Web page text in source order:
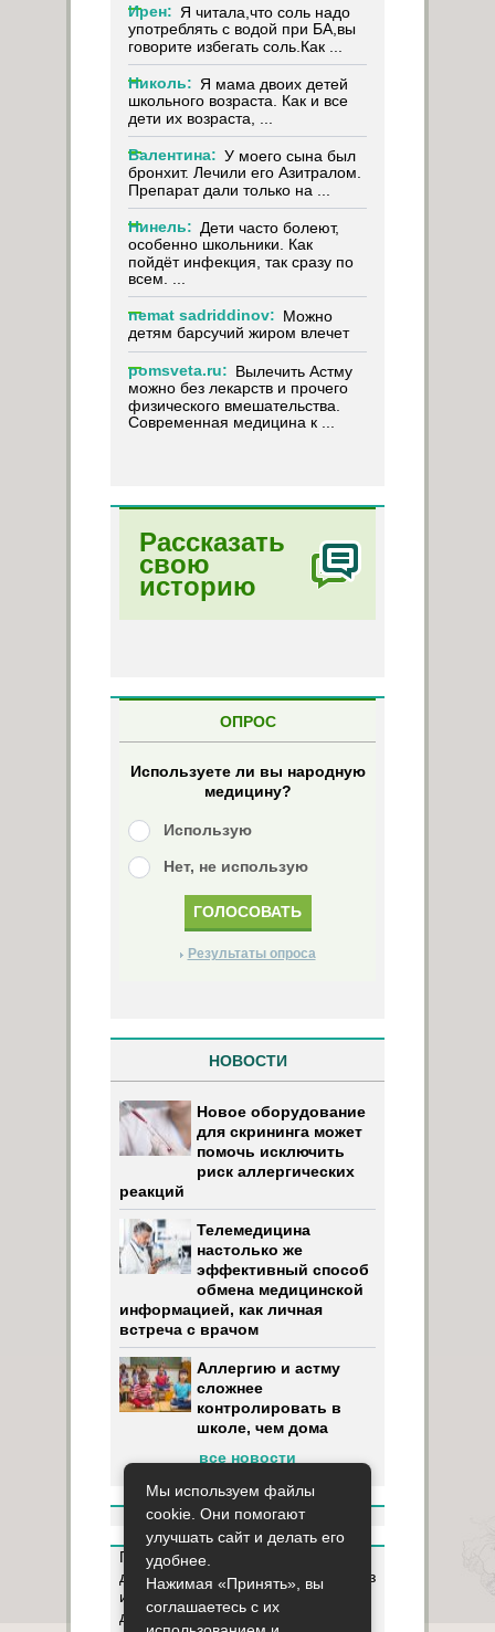
Ирен: Я читала,что соль надо
употреблять с водой при БА,вы
говорите избегать соль.Как ...
Николь: Я мама двоих детей
школьного возраста. Как и все
дети их возраста, ...
Валентина: У моего сына был
бронхит. Лечили его Азитралом.
Препарат дали только на ...
Нинель: Дети часто болеют,
особенно школьники. Как
пойдёт инфекция, так сразу по
всем. ...
nemat sadriddinov: Можно
детям барсучий жиром влечет
pomsveta.ru: Вылечить Астму
можно без лекарств и прочего
физического вмешательства.
Современная медицина к ...
Рассказать
свою
историю
ОПРОС
Используете ли вы народную
медицину?
Использую
Нет, не использую
Результаты опроса
НОВОСТИ
Новое оборудование
для скрининга может
помочь исключить
риск аллергических
реакций
Телемедицина
настолько же
эффективный способ
обмена медицинской
информацией, как личная
встреча с врачом
Аллергию и астму
сложнее
контролировать в
школе, чем дома
все новости
Пользуясь данным ресурсом вы
даёте разрешение на сбор, анализ
и хранение своих персональных
данных согласно Правилам
Мы используем файлы
cookie. Они помогают
улучшать сайт и делать его
удобнее.
Нажимая «Принять», вы
соглашаетесь с их